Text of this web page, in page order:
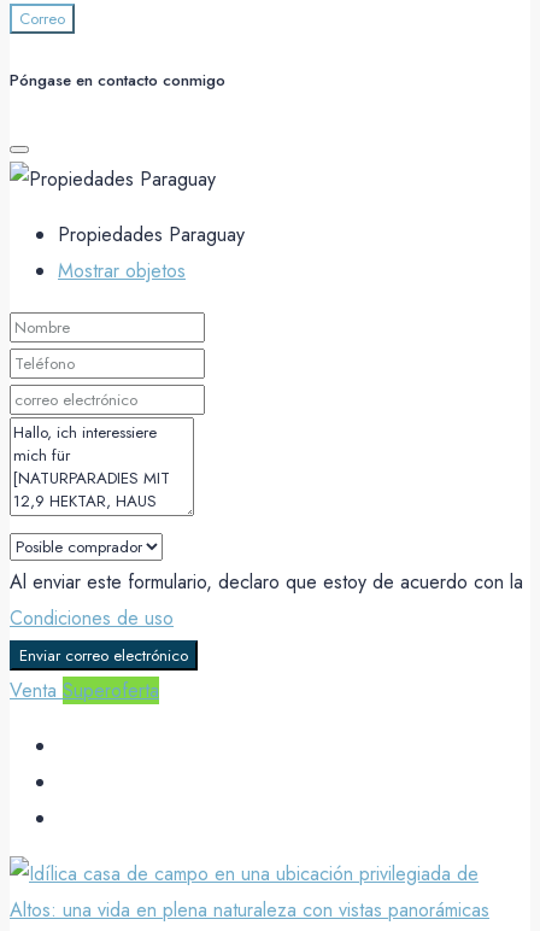
Correo
Póngase en contacto conmigo
Propiedades Paraguay
Mostrar objetos
Al enviar este formulario, declaro que estoy de acuerdo con la
Condiciones de uso
Enviar correo electrónico
Venta Superoferta